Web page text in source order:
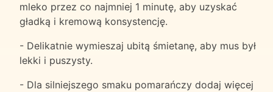
mleko przez co najmniej 1 minutę, aby uzyskać
gładką i kremową konsystencję.
- Delikatnie wymieszaj ubitą śmietanę, aby mus był
lekki i puszysty.
- Dla silniejszego smaku pomarańczy dodaj więcej